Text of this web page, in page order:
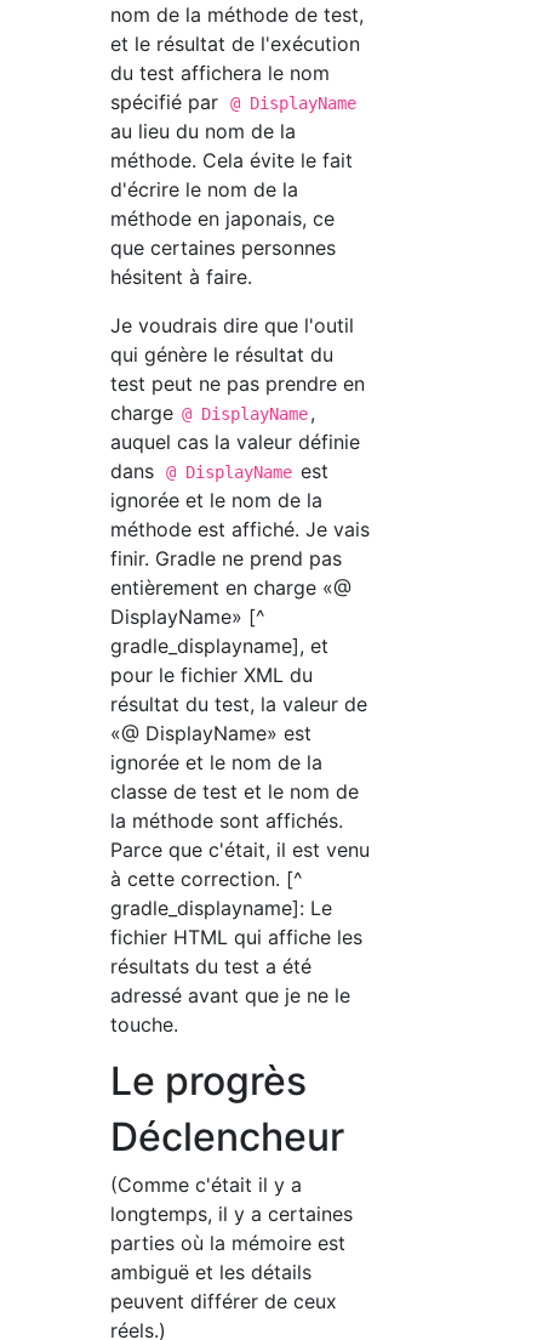
nom de la méthode de test,
et le résultat de l'exécution
du test affichera le nom
spécifié par
@ DisplayName
au lieu du nom de la
méthode. Cela évite le fait
d'écrire le nom de la
méthode en japonais, ce
que certaines personnes
hésitent à faire.
Je voudrais dire que l'outil
qui génère le résultat du
test peut ne pas prendre en
charge @ DisplayName,
auquel cas la valeur définie
dans
@ DisplayName est
ignorée et le nom de la
méthode est affiché. Je vais
finir. Gradle ne prend pas
entièrement en charge «@
DisplayName» [^
gradle_displayname], et
pour le fichier XML du
résultat du test, la valeur de
«@ DisplayName» est
ignorée et le nom de la
classe de test et le nom de
la méthode sont affichés.
Parce que c'était, il est venu
à cette correction. [^
gradle_displayname]: Le
fichier HTML qui affiche les
résultats du test a été
adressé avant que je ne le
touche.
Le progrès
Déclencheur
(Comme c'était il y a
longtemps, il y a certaines
parties où la mémoire est
ambiguë et les détails
peuvent différer de ceux
réels.)